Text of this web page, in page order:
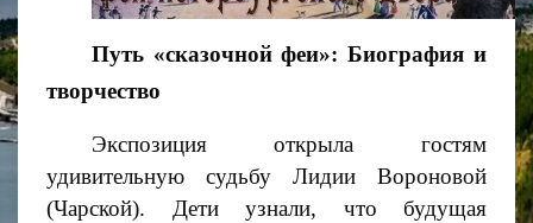
Путь «сказочной феи»: Биография и
творчество
Экспозиция открыла гостям
удивительную судьбу Лидии Вороновой
(Чарской). Дети узнали, что будущая